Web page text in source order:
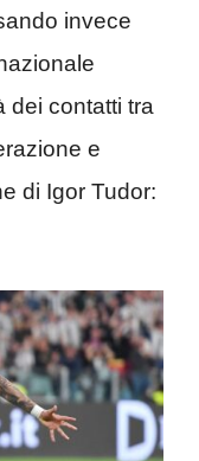
invece
dei contatti tra
e
di Igor Tudor: